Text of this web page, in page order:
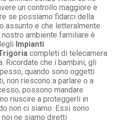
un controllo maggiore e
se possiamo fidarci della
assunto e che letteralmente
ambiente familiare è
Impianti
completi di telecamera
Ricordate che i bambini, gli
quando sono oggetti
non riescono a parlare o a
possono mandare
riuscire a proteggerli in
non ci siamo. Essi sono
ne siamo diretti